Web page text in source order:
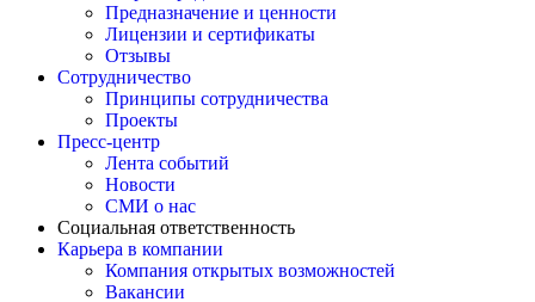
Предназначение и ценности
Лицензии и сертификаты
Отзывы
Сотрудничество
Принципы сотрудничества
Проекты
Пресс-центр
Лента событий
Новости
СМИ о нас
Социальная ответственность
Карьера в компании
Компания открытых возможностей
Вакансии